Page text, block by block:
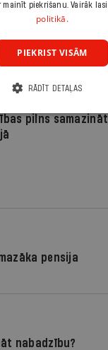
īpašu fondu
pilns samazināt
pensija
nabadzību?
mainīt piekrišanu. Vairāk lasi
politikā.
PIEKRIST VISĀM
RĀDĪT DETAĻAS